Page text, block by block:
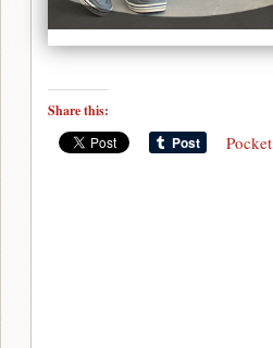
Share this:
Pocket